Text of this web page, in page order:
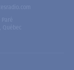
Québec